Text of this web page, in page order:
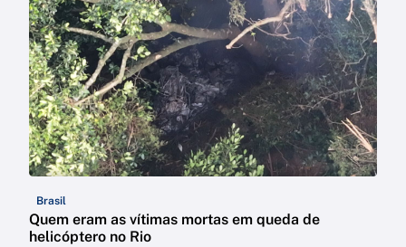
Brasil
Quem eram as vítimas mortas em queda de
helicóptero no Rio